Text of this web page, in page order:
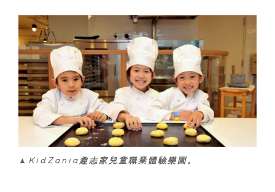
▲KidZania趣志家兒童職業體驗樂園。